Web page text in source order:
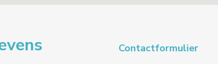
Contactformulier